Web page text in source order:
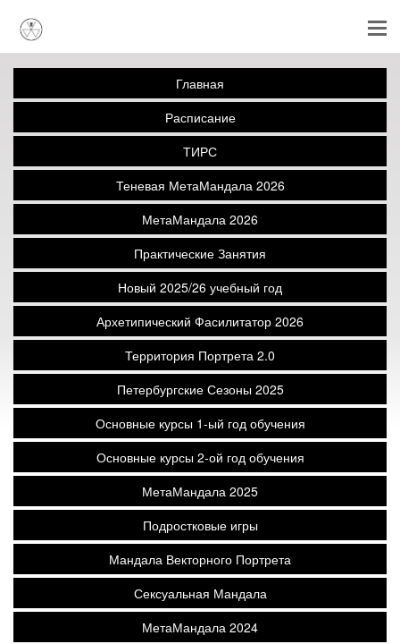
Главная
Расписание
ТИРС
Теневая МетаМандала 2026
МетаМандала 2026
Практические Занятия
Новый 2025/26 учебный год
Архетипический Фасилитатор 2026
Территория Портрета 2.0
Петербургские Сезоны 2025
Основные курсы 1-ый год обучения
Основные курсы 2-ой год обучения
МетаМандала 2025
Подростковые игры
Мандала Векторного Портрета
Сексуальная Мандала
МетаМандала 2024